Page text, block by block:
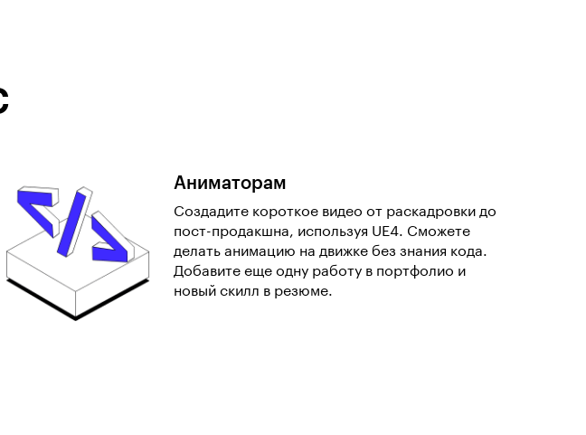
Аниматорам
Создадите короткое видео от раскадровки до
пост-продакшна, используя UE4. Сможете
делать анимацию на движке без знания кода.
Добавите еще одну работу в портфолио и
новый скилл в резюме.